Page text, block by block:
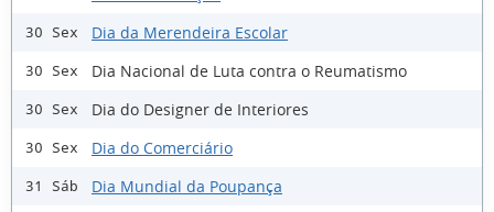
30 Sex Dia da Merendeira Escolar
30 Sex Dia Nacional de Luta contra o Reumatismo
30 Sex Dia do Designer de Interiores
30 Sex Dia do Comerciário
31 Sáb Dia Mundial da Poupança